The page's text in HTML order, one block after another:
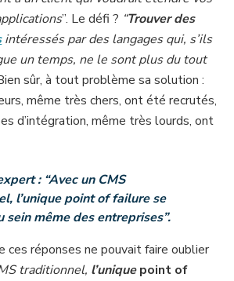
”. Le défi ? “Trouver des
intéressés par des langages qui, s’ils
un temps, ne le sont plus du tout
sûr, à tout problème sa solution :
même très chers, ont été recrutés,
d’intégration, même très lourds, ont
: “Avec un CMS
l’uniquepoint of failurese
sein même des entreprises”.
ces réponses ne pouvait faire oublier
traditionnel, l’uniquepoint of